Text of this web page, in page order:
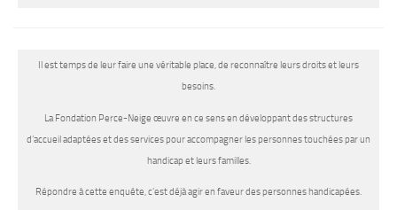
Il est temps de leur faire une véritable place, de reconnaître leurs droits et leurs
besoins.
La Fondation Perce-Neige œuvre en ce sens en développant des structures
d’accueil adaptées et des services pour accompagner les personnes touchées par un
handicap et leurs familles.
Répondre à cette enquête, c’est déjà agir en faveur des personnes handicapées.